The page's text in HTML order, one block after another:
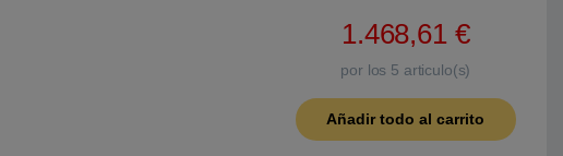
1.468,61 €
por los 5 articulo(s)
Añadir todo al carrito